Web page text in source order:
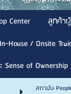
Center ลูกค้าผู้
/ Onsite
of Ownership
สถาบัน